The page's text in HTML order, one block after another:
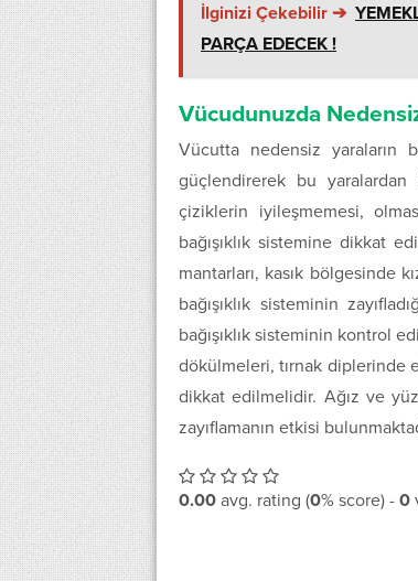
İlginizi Çekebilir ➔
PARÇA EDECEK !
Vücudunuzda
Vücutta nedensiz yaraların
güçlendirerek bu
çiziklerin iyileşmemesi,
bağışıklık sistemine dikkat
mantarları, kasık bölgesinde
bağışıklık sisteminin
bağışıklık sisteminin kontrol
dökülmeleri, tırnak diplerinde
dikkat edilmelidir. Ağız ve
zayıflamanın etkisi
0.00 avg. rating (0% score) - 0